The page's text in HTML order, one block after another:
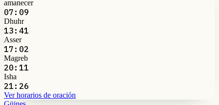
amanecer
07:09
Dhuhr
13:41
Asser
17:02
Magreb
20:11
Isha
21:26
Ver horarios de oración